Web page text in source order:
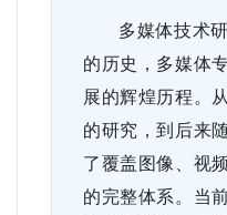
多媒体技术
的历史，多媒体
展的辉煌历程。
的研究，到后来
了覆盖图像、视
的完整体系。当